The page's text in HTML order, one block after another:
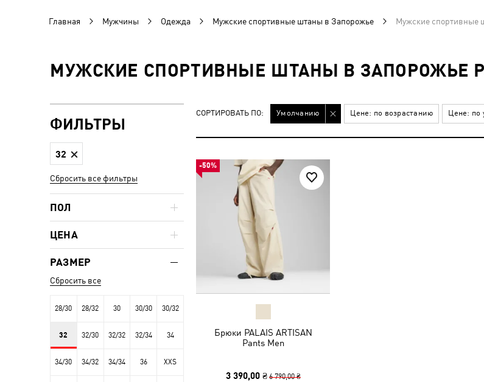
Главная Мужчины Одежда Мужские спортивные штаны в Запорожье Мужские спортивные
МУЖСКИЕ СПОРТИВНЫЕ ШТАНЫ В ЗАПОРОЖЬЕ
СОРТИРОВАТЬ ПО: Умолчанию Цене: по возрастанию Цене: по
-50%
Брюки PALAIS ARTISAN
Pants Men
3 390,00 ₴ 6 790,00 ₴
ФИЛЬТРЫ
32
Сбросить все фильтры
ПОЛ
ЦЕНА
РАЗМЕР
Сбросить все
28/30 28/32 30 30/30 30/32
32 32/30 32/32 32/34 34
34/30 34/32 34/34 36 XXS